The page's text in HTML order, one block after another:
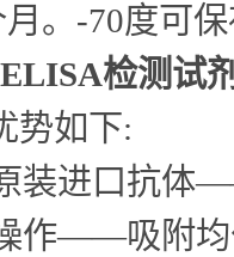
。-70度可
检测试
势如下:
装进口抗
作——吸附